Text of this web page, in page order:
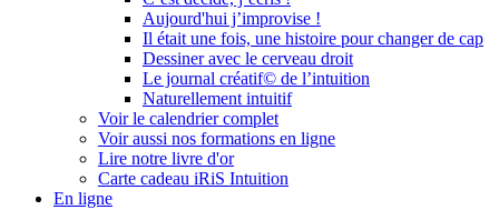
Aujourd'hui j’improvise !
Il était une fois, une histoire pour changer de cap
Dessiner avec le cerveau droit
Le journal créatif© de l’intuition
Naturellement intuitif
Voir le calendrier complet
Voir aussi nos formations en ligne
Lire notre livre d'or
Carte cadeau iRiS Intuition
En ligne